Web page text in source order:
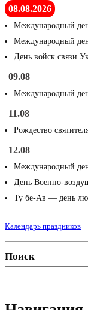
08.08.2026
Международный
Международный
День войск связи
09.08
Международный
11.08
Рождество
12.08
Международный
День Военно-
Ту бе-Ав — день
Календарь праздников
Поиск